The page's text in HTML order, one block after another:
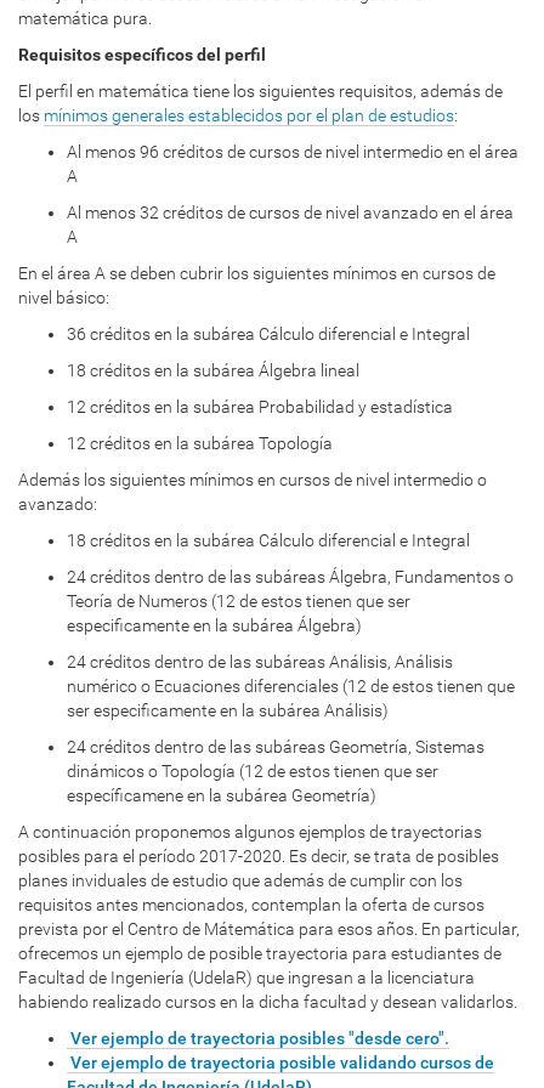
matemática pura.
Requisitos específicos del perfil
El perfil en matemática tiene los siguientes requisitos, además de
los mínimos generales establecidos por el plan de estudios:
Al menos 96 créditos de cursos de nivel intermedio en el área
A
Al menos 32 créditos de cursos de nivel avanzado en el área
A
En el área A se deben cubrir los siguientes mínimos en cursos de
nivel básico:
36 créditos en la subárea Cálculo diferencial e Integral
18 créditos en la subárea Álgebra lineal
12 créditos en la subárea Probabilidad y estadística
12 créditos en la subárea Topología
Además los siguientes mínimos en cursos de nivel intermedio o
avanzado:
18 créditos en la subárea Cálculo diferencial e Integral
24 créditos dentro de las subáreas Álgebra, Fundamentos o
Teoría de Numeros (12 de estos tienen que ser
especificamente en la subárea Álgebra)
24 créditos dentro de las subáreas Análisis, Análisis
numérico o Ecuaciones diferenciales (12 de estos tienen que
ser especificamente en la subárea Análisis)
24 créditos dentro de las subáreas Geometría, Sistemas
dinámicos o Topología (12 de estos tienen que ser
específicamene en la subárea Geometría)
A continuación proponemos algunos ejemplos de trayectorias
posibles para el período 2017-2020. Es decir, se trata de posibles
planes inviduales de estudio que además de cumplir con los
requisitos antes mencionados, contemplan la oferta de cursos
prevista por el Centro de Mátemática para esos años. En particular,
ofrecemos un ejemplo de posible trayectoria para estudiantes de
Facultad de Ingeniería (UdelaR) que ingresan a la licenciatura
habiendo realizado cursos en la dicha facultad y desean validarlos.
Ver ejemplo de trayectoria posibles "desde cero".
Ver ejemplo de trayectoria posible validando cursos de